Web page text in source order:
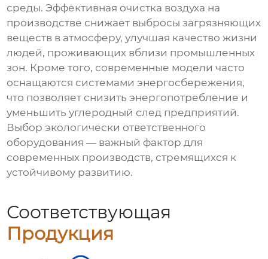
среды. Эффективная очистка воздуха на
производстве снижает выбросы загрязняющих
веществ в атмосферу, улучшая качество жизни
людей, проживающих вблизи промышленных
зон. Кроме того, современные модели часто
оснащаются системами энергосбережения,
что позволяет снизить энергопотребление и
уменьшить углеродный след предприятий.
Выбор экологически ответственного
оборудования — важный фактор для
современных производств, стремящихся к
устойчивому развитию.
Соответствующая
Продукция